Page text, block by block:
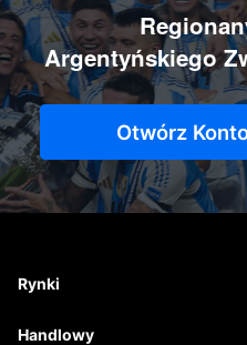
Argentyńskiego
Otwórz
Rynki
Waluta
Handlowy